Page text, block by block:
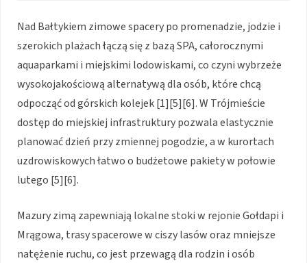
Nad Bałtykiem zimowe spacery po promenadzie, jodzie i
szerokich plażach łączą się z bazą SPA, całorocznymi
aquaparkami i miejskimi lodowiskami, co czyni wybrzeże
wysokojakościową alternatywą dla osób, które chcą
odpocząć od górskich kolejek [1][5][6]. W Trójmieście
dostęp do miejskiej infrastruktury pozwala elastycznie
planować dzień przy zmiennej pogodzie, a w kurortach
uzdrowiskowych łatwo o budżetowe pakiety w połowie
lutego [5][6].
Mazury zimą zapewniają lokalne stoki w rejonie Gołdapi i
Mrągowa, trasy spacerowe w ciszy lasów oraz mniejsze
natężenie ruchu, co jest przewagą dla rodzin i osób